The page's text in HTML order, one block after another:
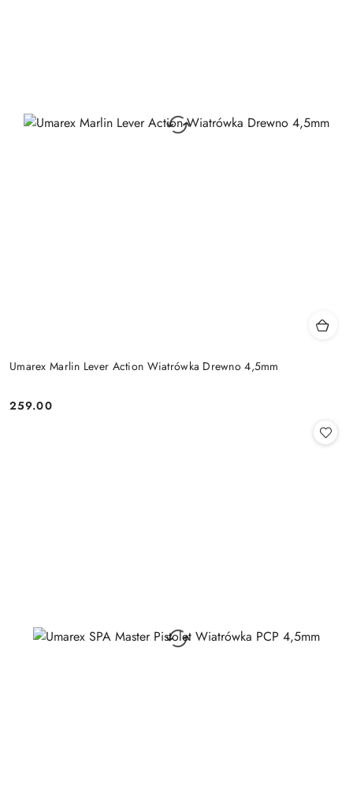
Umarex Marlin Lever Action Wiatrówka Drewno 4,5mm
Cena:
259.00